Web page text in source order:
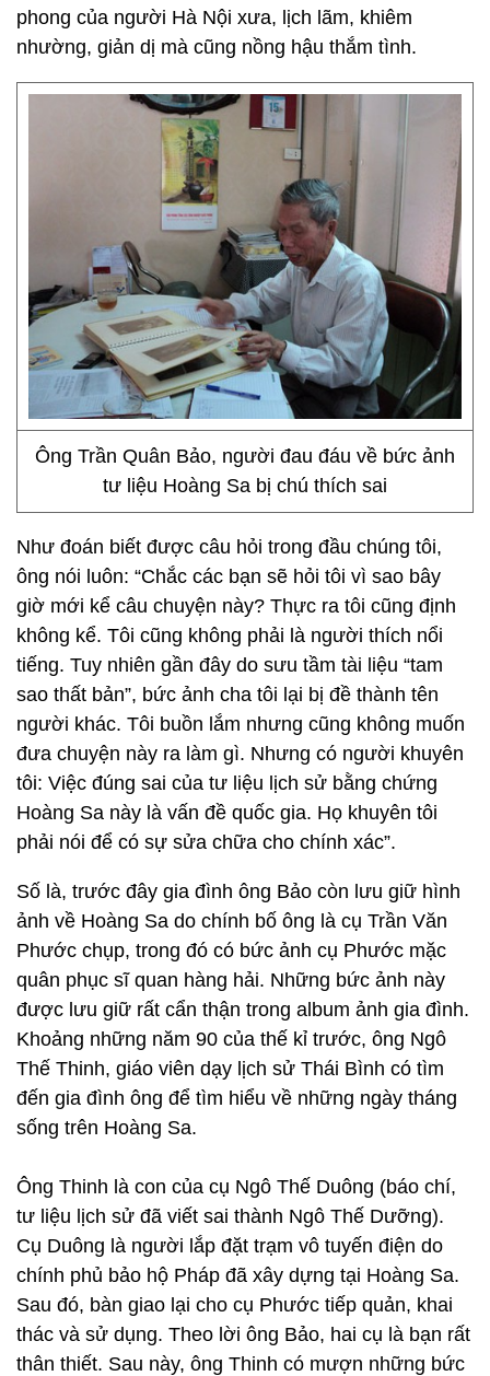
phong của người Hà Nội xưa, lịch lãm, khiêm
nhường, giản dị mà cũng nồng hậu thắm tình.
Ông Trần Quân Bảo, người đau đáu về bức ảnh
tư liệu Hoàng Sa bị chú thích sai
Như đoán biết được câu hỏi trong đầu chúng tôi,
ông nói luôn: “Chắc các bạn sẽ hỏi tôi vì sao bây
giờ mới kể câu chuyện này? Thực ra tôi cũng định
không kể. Tôi cũng không phải là người thích nổi
tiếng. Tuy nhiên gần đây do sưu tầm tài liệu “tam
sao thất bản”, bức ảnh cha tôi lại bị đề thành tên
người khác. Tôi buồn lắm nhưng cũng không muốn
đưa chuyện này ra làm gì. Nhưng có người khuyên
tôi: Việc đúng sai của tư liệu lịch sử bằng chứng
Hoàng Sa này là vấn đề quốc gia. Họ khuyên tôi
phải nói để có sự sửa chữa cho chính xác”.
Số là, trước đây gia đình ông Bảo còn lưu giữ hình
ảnh về Hoàng Sa do chính bố ông là cụ Trần Văn
Phước chụp, trong đó có bức ảnh cụ Phước mặc
quân phục sĩ quan hàng hải. Những bức ảnh này
được lưu giữ rất cẩn thận trong album ảnh gia đình.
Khoảng những năm 90 của thế kỉ trước, ông Ngô
Thế Thinh, giáo viên dạy lịch sử Thái Bình có tìm
đến gia đình ông để tìm hiểu về những ngày tháng
sống trên Hoàng Sa.
Ông Thinh là con của cụ Ngô Thế Duông (báo chí,
tư liệu lịch sử đã viết sai thành Ngô Thế Dưỡng).
Cụ Duông là người lắp đặt trạm vô tuyến điện do
chính phủ bảo hộ Pháp đã xây dựng tại Hoàng Sa.
Sau đó, bàn giao lại cho cụ Phước tiếp quản, khai
thác và sử dụng. Theo lời ông Bảo, hai cụ là bạn rất
thân thiết. Sau này, ông Thinh có mượn những bức